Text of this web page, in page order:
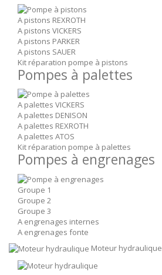
A pistons REXROTH
A pistons VICKERS
A pistons PARKER
A pistons SAUER
Kit réparation pompe à pistons
Pompes à palettes
A palettes VICKERS
A palettes DENISON
A palettes REXROTH
A palettes ATOS
Kit réparation pompe à palettes
Pompes à engrenages
Groupe 1
Groupe 2
Groupe 3
A engrenages internes
A engrenages fonte
Moteur hydraulique